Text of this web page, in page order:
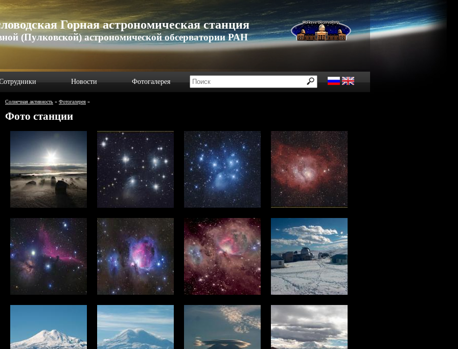
Горная астрономическая станция
(Пулковской) астрономической обсерватории РАН
Новости Фотогалерея
Солнечная активность » Фотогалерея »
Фото станции